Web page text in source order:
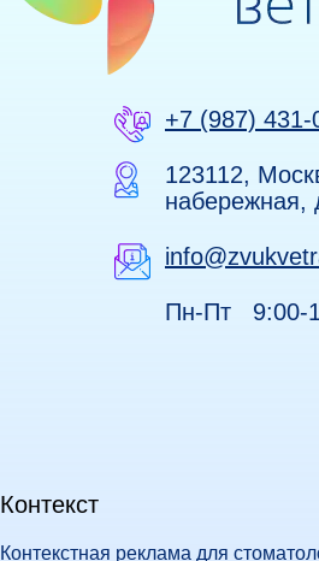
+7 (987) 431-
123112,
набережная,
Пн-Пт 9:00-
Контекст
Контекстная реклама для